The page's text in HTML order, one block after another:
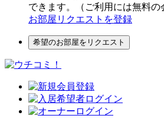
できます。（ご利用には無料の
お部屋リクエストを登録
希望のお部屋をリクエスト